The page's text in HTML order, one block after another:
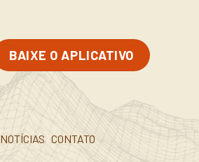
BAIXE O APLICATIVO
NOTÍCIAS | CONTATO